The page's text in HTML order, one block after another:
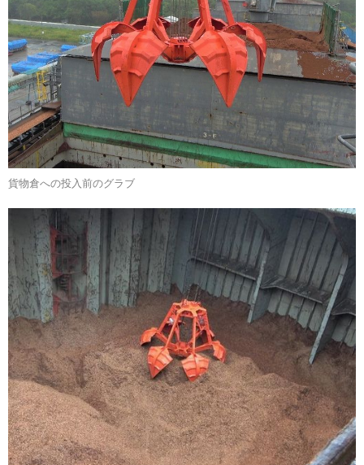
貨物倉への投入前のグラブ